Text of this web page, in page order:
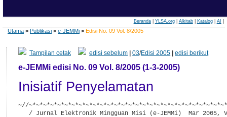
Beranda| YLSA.org| Alkitab| Katalog| AI
Utama > Publikasi > e-JEMMi > Edisi No. 09 Vol. 8/2005
Tampilan cetak edisi sebelum |03/Edisi 2005 |edisi berikut
e-JEMMi edisi No. 09 Vol. 8/2005 (1-3-2005)
Inisiatif Penyelamatan
~//
/ Jurnal Elektronik Mingguan Misi (e-JEMMi)  Mar 2005,